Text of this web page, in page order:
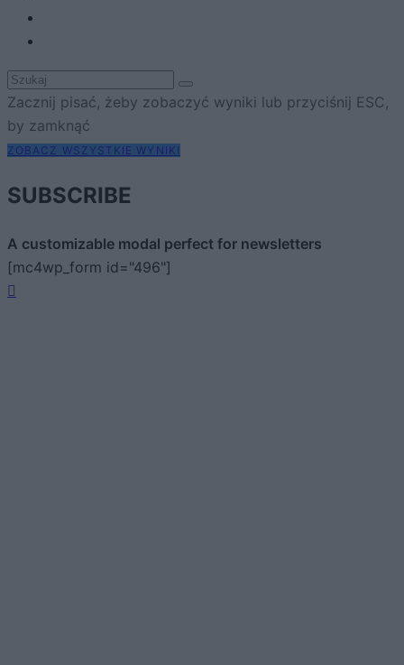
Zacznij pisać, żeby zobaczyć wyniki lub przyciśnij ESC,
by zamknąć
ZOBACZ WSZYSTKIE WYNIKI
SUBSCRIBE
A customizable modal perfect for newsletters
[mc4wp_form id="496"]